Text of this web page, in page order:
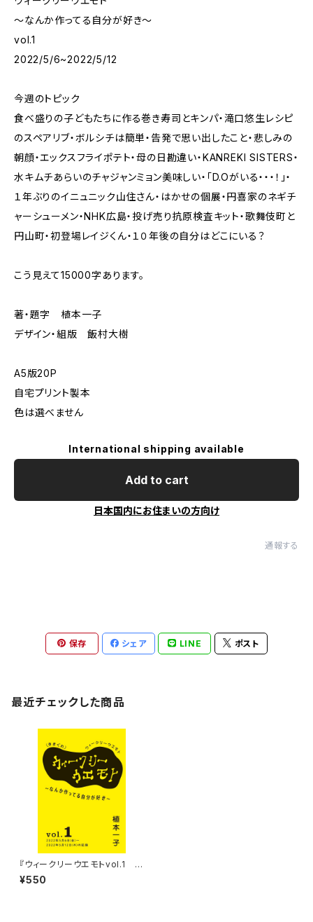
〜なんか作ってる自分が好き〜
vol.1
2022/5/6~2022/5/12
今週のトピック
食べ盛りの子どもたちに作る巻き寿司とキンパ・滝口悠生レシピ
のスペアリブ・ボルシチは簡単・告発で思い出したこと・悲しみの
朝顔・エックスフライポテト・母の日勘違い・KANREKI SISTERS・
水キムチあらいのチャジャンミョン美味しい・「D.Oがいる・・・！」・
１年ぶりのイニュニック山住さん・はかせの個展・円喜家のネギチ
ャーシューメン・NHK広島・投げ売り抗原検査キット・歌舞伎町と
円山町・初登場レイジくん・１０年後の自分はどこにいる？
こう見えて15000字あります。
著・題字 植本一子
デザイン・組版 飯村大樹
A5版20P
自宅プリント製本
色は選べません
International shipping available
Add to cart
日本国内にお住まいの方向け
通報する
保存 シェア LINE ポスト
最近チェックした商品
『ウィークリーウエモトvol.1 な
んか作ってる自分が好き』（自主
制作）
¥550